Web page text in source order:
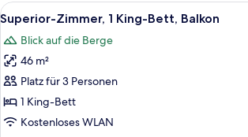
Schlafzimmer
Alle
Fotos
für
Superior-
Zimmer,
1 King-
Bett,
Ein
9
Superior-Zimmer, 1 King-Bett, Balkon
Blick auf die Berge
46 m²
Platz für 3 Personen
1 King-Bett
Kostenloses WLAN